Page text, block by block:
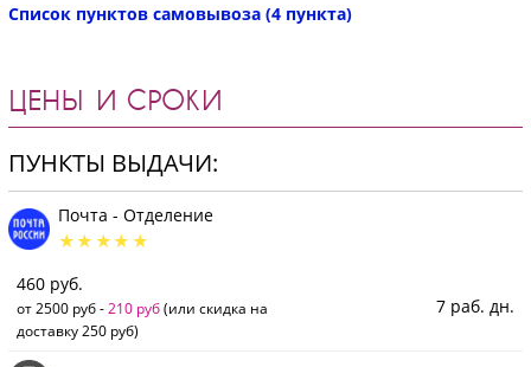
Список пунктов самовывоза (4 пункта)
ЦЕНЫ И СРОКИ
ПУНКТЫ ВЫДАЧИ:
Почта - Отделение
460 руб.
от 2500 руб -210 руб(или скидка на
доставку 250 руб)
7 раб. дн.